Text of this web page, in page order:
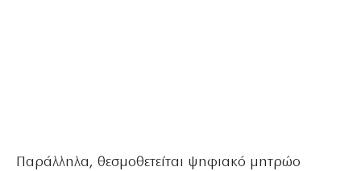
Παράλληλα, θεσμοθετείται ψηφιακό μητρώο